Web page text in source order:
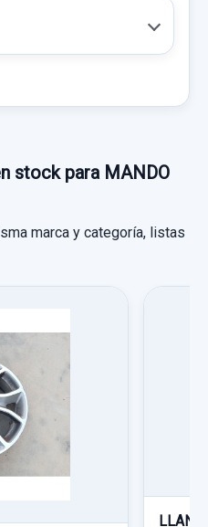
9634051880
2.0 HDI96447629ZL
2.0 HDI
stock para MANDO
marca y categoría, listas